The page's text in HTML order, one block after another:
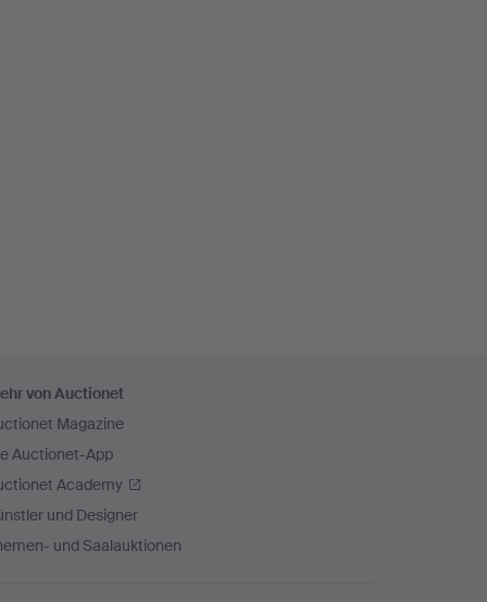
von Auctionet
Magazine
Auctionet-App
Academy
und Designer
und Saalauktionen